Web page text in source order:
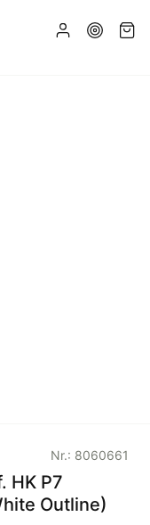
Nr.: 8060661
HK P7
Outline)